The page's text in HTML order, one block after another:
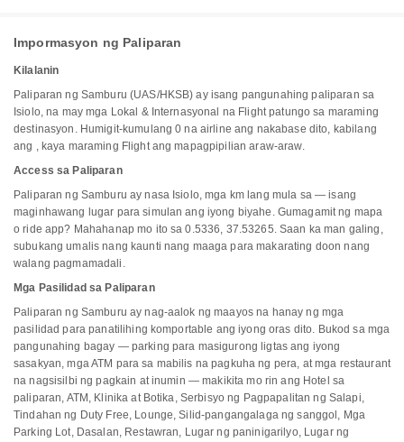
Impormasyon ng Paliparan
Kilalanin
Paliparan ng Samburu (UAS/HKSB) ay isang pangunahing paliparan sa
Isiolo, na may mga Lokal & Internasyonal na Flight patungo sa maraming
destinasyon. Humigit-kumulang 0 na airline ang nakabase dito, kabilang
ang , kaya maraming Flight ang mapagpipilian araw-araw.
Access sa Paliparan
Paliparan ng Samburu ay nasa Isiolo, mga km lang mula sa — isang
maginhawang lugar para simulan ang iyong biyahe. Gumagamit ng mapa
o ride app? Mahahanap mo ito sa 0.5336, 37.53265. Saan ka man galing,
subukang umalis nang kaunti nang maaga para makarating doon nang
walang pagmamadali.
Mga Pasilidad sa Paliparan
Paliparan ng Samburu ay nag-aalok ng maayos na hanay ng mga
pasilidad para panatilihing komportable ang iyong oras dito. Bukod sa mga
pangunahing bagay — parking para masigurong ligtas ang iyong
sasakyan, mga ATM para sa mabilis na pagkuha ng pera, at mga restaurant
na nagsisilbi ng pagkain at inumin — makikita mo rin ang Hotel sa
paliparan, ATM, Klinika at Botika, Serbisyo ng Pagpapalitan ng Salapi,
Tindahan ng Duty Free, Lounge, Silid-pangangalaga ng sanggol, Mga
Parking Lot, Dasalan, Restawran, Lugar ng paninigarilyo, Lugar ng